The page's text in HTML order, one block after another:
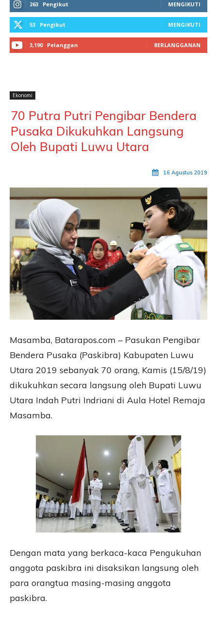
263 Pengikut MENGIKUTI
53 Pengikut MENGIKUTI
3,190 Pelanggan BERLANGGANAN